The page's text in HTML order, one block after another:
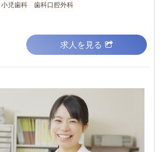
児歯科 歯科口腔外科
求人を見る